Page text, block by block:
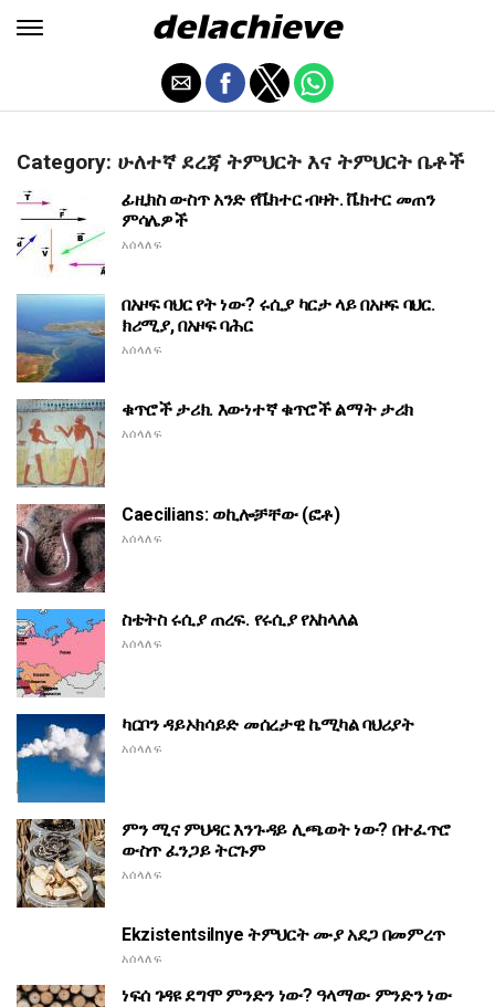
Category: ሁለተኛ ደረጃ ትምህርት እና ትምህርት ቤቶች
ፊዚክስ ውስጥ አንድ የቬክተር ብዛት. ቬክተር መጠን
ምሳሌዎች
አሰላለፍ
በአዞፍ ባህር የት ነው? ሩሲያ ካርታ ላይ በአዞፍ ባህር.
ክሪሚያ, በአዞፍ ባሕር
አሰላለፍ
ቁጥሮች ታሪክ. እውነተኛ ቁጥሮች ልማት ታሪክ
አሰላለፍ
Caecilians: ወኪሎቻቸው (ፎቶ)
አሰላለፍ
ስቴትስ ሩሲያ ጠረፍ. የሩሲያ የአከላለል
አሰላለፍ
ካርቦን ዳይኦክሳይድ መሰረታዊ ኬሚካል ባህሪያት
አሰላለፍ
ምን ሚና ምህዳር እንጉዳይ ሊጫወት ነው? በተፈጥሮ
ውስጥ ፈንጋይ ትርጉም
አሰላለፍ
Ekzistentsilnye ትምህርት ሙያ አደጋ በመምረጥ
አሰላለፍ
ነፍሰ ገዳዩ ደግሞ ምንድን ነው? ዓላማው ምንድን ነው